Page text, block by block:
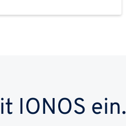
IONOS ein.